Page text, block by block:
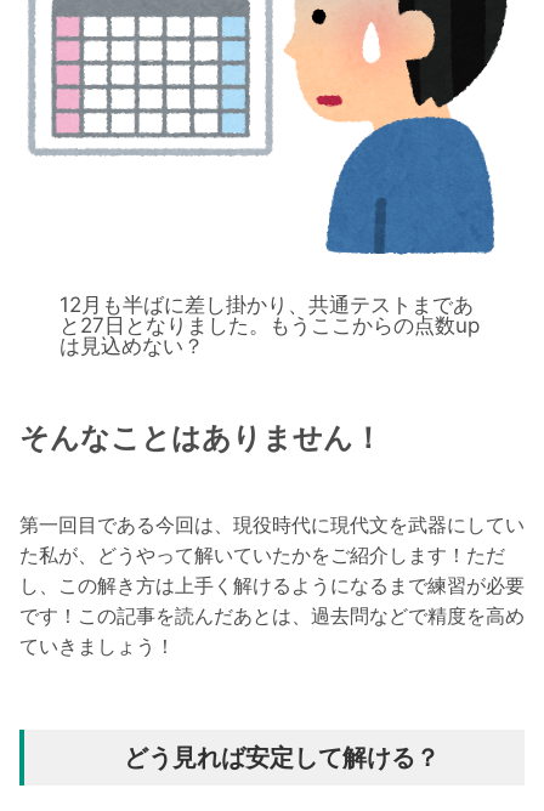
k
12月も半ばに差し掛かり、共通テストまであ
と27日となりました。もうここからの点数up
は見込めない？
そんなことはありません！
第一回目である今回は、現役時代に現代文を武器にしてい
た私が、どうやって解いていたかをご紹介します！ただ
し、この解き方は上手く解けるようになるまで練習が必要
です！この記事を読んだあとは、過去問などで精度を高め
ていきましょう！
どう見れば安定して解ける？